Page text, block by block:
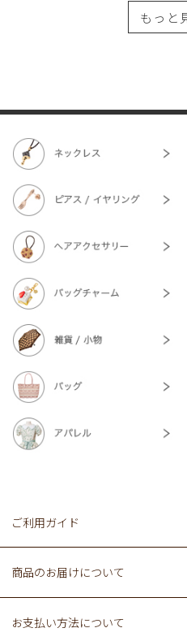
もっと
ご利用ガイド
商品のお届けについて
お支払い方法について